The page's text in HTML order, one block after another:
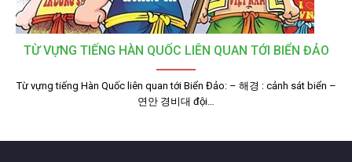
TỪ VỰNG TIẾNG HÀN QUỐC LIÊN QUAN TỚI BIỂN ĐẢO
Từ vựng tiếng Hàn Quốc liên quan tới Biển Đảo: – 해경 : cảnh sát biển –
연안 경비대 đội…